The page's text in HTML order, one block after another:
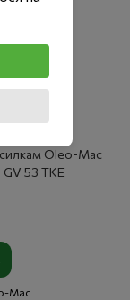
Oleo-Mac
53 TKE
Mac